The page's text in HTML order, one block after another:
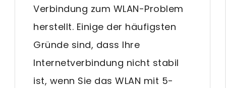
Verbindung zum WLAN-Problem
herstellt. Einige der häufigsten
Gründe sind, dass Ihre
Internetverbindung nicht stabil
ist, wenn Sie das WLAN mit 5-